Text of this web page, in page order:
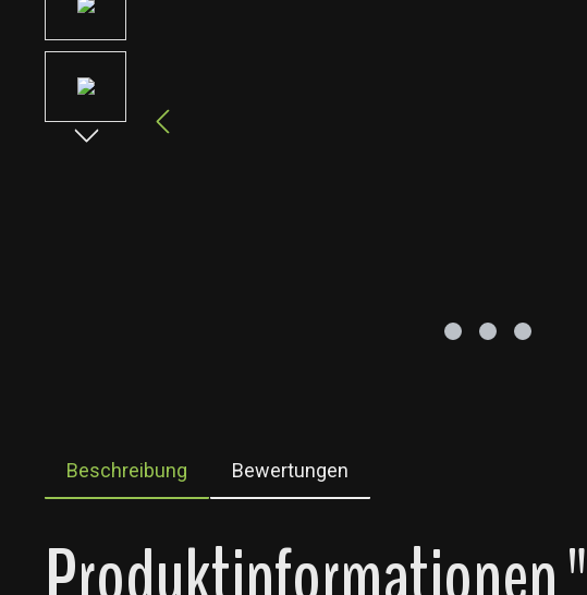
Beschreibung Bewertungen